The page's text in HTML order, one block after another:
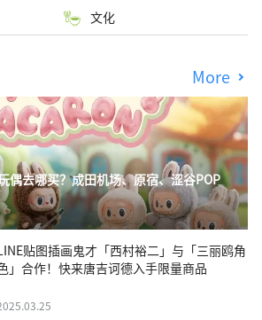
文化
More
偶去哪买？成田机场、原宿、涩谷POP
贴图插画鬼才「西村裕二」与「三丽鸥角
」合作！快来唐吉诃德入手限量商品